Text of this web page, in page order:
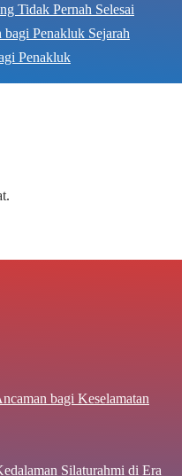
Tidak Pernah Selesai
Sejarah
Penakluk
bagi Keselamatan
Silaturahmi di Era